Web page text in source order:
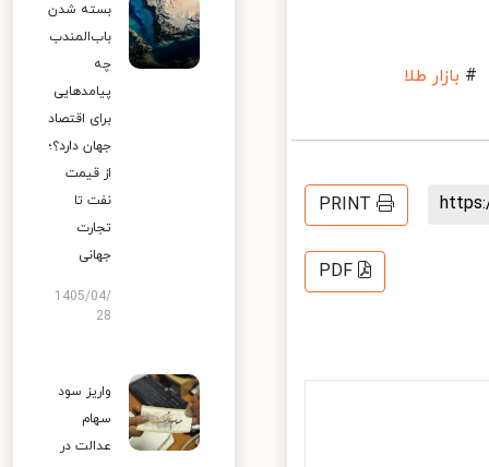
بازار طلا
PRINT
PDF
بسته شدن
باب‌المندب
چه
پیامدهایی
برای اقتصاد
جهان دارد؟؛
از قیمت
نفت تا
تجارت
جهانی
1405/04/
28
واریز سود
سهام
عدالت در